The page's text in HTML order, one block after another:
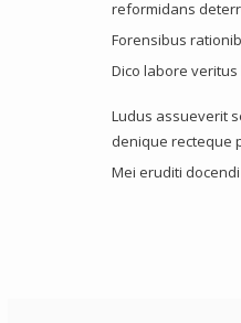
reformidans
Forensibus
Dico labore
Ludus assueverit
denique recteque
Mei eruditi